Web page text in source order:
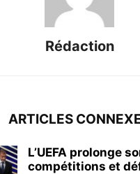
Rédaction
ARTICLES
L’UEFA prolonge
compétitions et